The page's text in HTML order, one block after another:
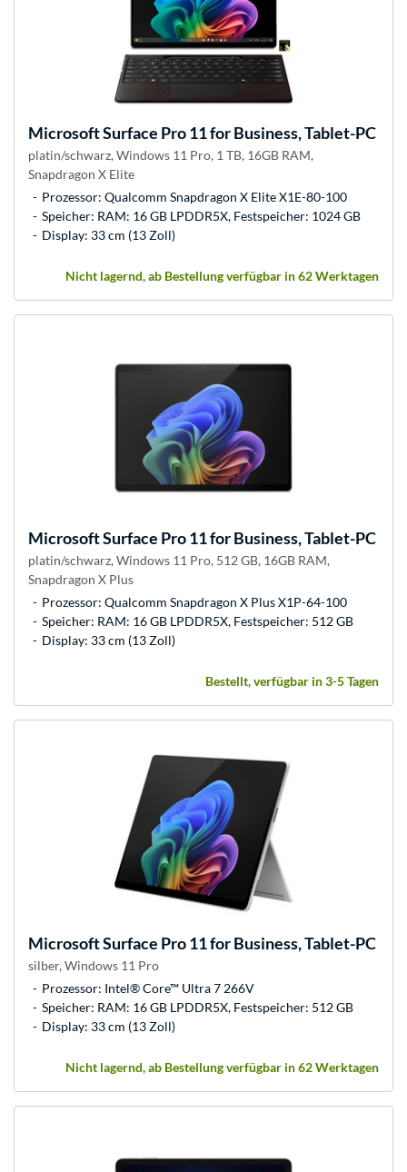
MicrosoftSurface Pro 11 for Business, Tablet-PC
platin/schwarz, Windows 11 Pro, 1 TB, 16GB RAM,
Snapdragon X Elite
Prozessor: Qualcomm Snapdragon X Elite X1E-80-100
Speicher: RAM: 16 GB LPDDR5X, Festspeicher: 1024 GB
Display: 33 cm (13 Zoll)
Nicht lagernd, ab Bestellung verfügbar in 62 Werktagen
MicrosoftSurface Pro 11 for Business, Tablet-PC
platin/schwarz, Windows 11 Pro, 512 GB, 16GB RAM,
Snapdragon X Plus
Prozessor: Qualcomm Snapdragon X Plus X1P-64-100
Speicher: RAM: 16 GB LPDDR5X, Festspeicher: 512 GB
Display: 33 cm (13 Zoll)
Bestellt, verfügbar in 3-5 Tagen
MicrosoftSurface Pro 11 for Business, Tablet-PC
silber, Windows 11 Pro
Prozessor: Intel® Core™ Ultra 7 266V
Speicher: RAM: 16 GB LPDDR5X, Festspeicher: 512 GB
Display: 33 cm (13 Zoll)
Nicht lagernd, ab Bestellung verfügbar in 62 Werktagen